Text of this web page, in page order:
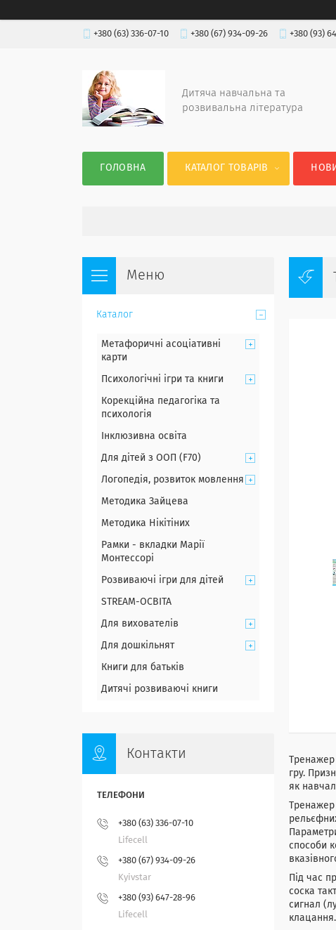
+380 (63) 336-07-10 +380 (67) 934-09-26 +380 (93)
Дитяча навчальна та
розвивальна література
ГОЛОВНА КАТАЛОГ ТОВАРІВ
гру.
як
способи
Під час
соска
сигнал
клацання.
Каталог
Метафоричні асоціативні
карти
Психологічні ігри та книги
Корекційна педагогіка та
психологія
Інклюзивна освіта
Для дітей з ООП (F70)
Логопедія, розвиток мовлення
Методика Зайцева
Методика Нікітіних
Рамки - вкладки Марії
Монтессорі
Розвиваючі ігри для дітей
STREAM-ОСВІТА
Для вихователів
Для дошкільнят
Книги для батьків
Дитячі розвиваючі книги
Контакти
+380 (63) 336-07-10
Lifecell
+380 (67) 934-09-26
Kyivstar
+380 (93) 647-28-96
Lifecell